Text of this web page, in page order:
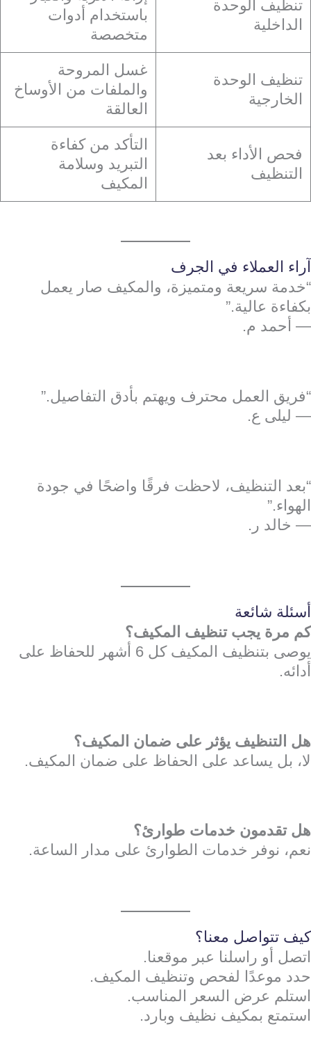
تنظيف الوحدة
الداخلية
باستخدام أدوات
متخصصة
تنظيف الوحدة
الخارجية
غسل المروحة
والملفات من الأوساخ
العالقة
فحص الأداء بعد
التنظيف
التأكد من كفاءة
التبريد وسلامة
المكيف
آراء العملاء في الجرف
“خدمة سريعة ومتميزة، والمكيف صار يعمل
بكفاءة عالية.”
— أحمد م.
“فريق العمل محترف ويهتم بأدق التفاصيل.”
— ليلى ع.
“بعد التنظيف، لاحظت فرقًا واضحًا في جودة
الهواء.”
— خالد ر.
أسئلة شائعة
كم مرة يجب تنظيف المكيف؟
يوصى بتنظيف المكيف كل 6 أشهر للحفاظ على
أدائه.
هل التنظيف يؤثر على ضمان المكيف؟
لا، بل يساعد على الحفاظ على ضمان المكيف.
هل تقدمون خدمات طوارئ؟
نعم، نوفر خدمات الطوارئ على مدار الساعة.
كيف تتواصل معنا؟
اتصل أو راسلنا عبر موقعنا.
حدد موعدًا لفحص وتنظيف المكيف.
استلم عرض السعر المناسب.
استمتع بمكيف نظيف وبارد.